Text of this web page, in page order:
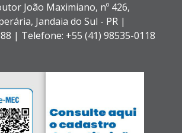
João Maximiano, nº 426,
Jandaia do Sul - PR |
| Telefone: +55 (41) 98535-0118